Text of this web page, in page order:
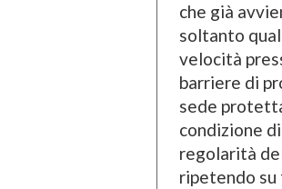
che già
soltanto
velocità
barriere di
sede
condizione
regolarità
ripetendo su